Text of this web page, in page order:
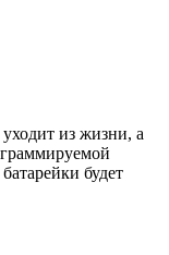
из жизни, а
будет